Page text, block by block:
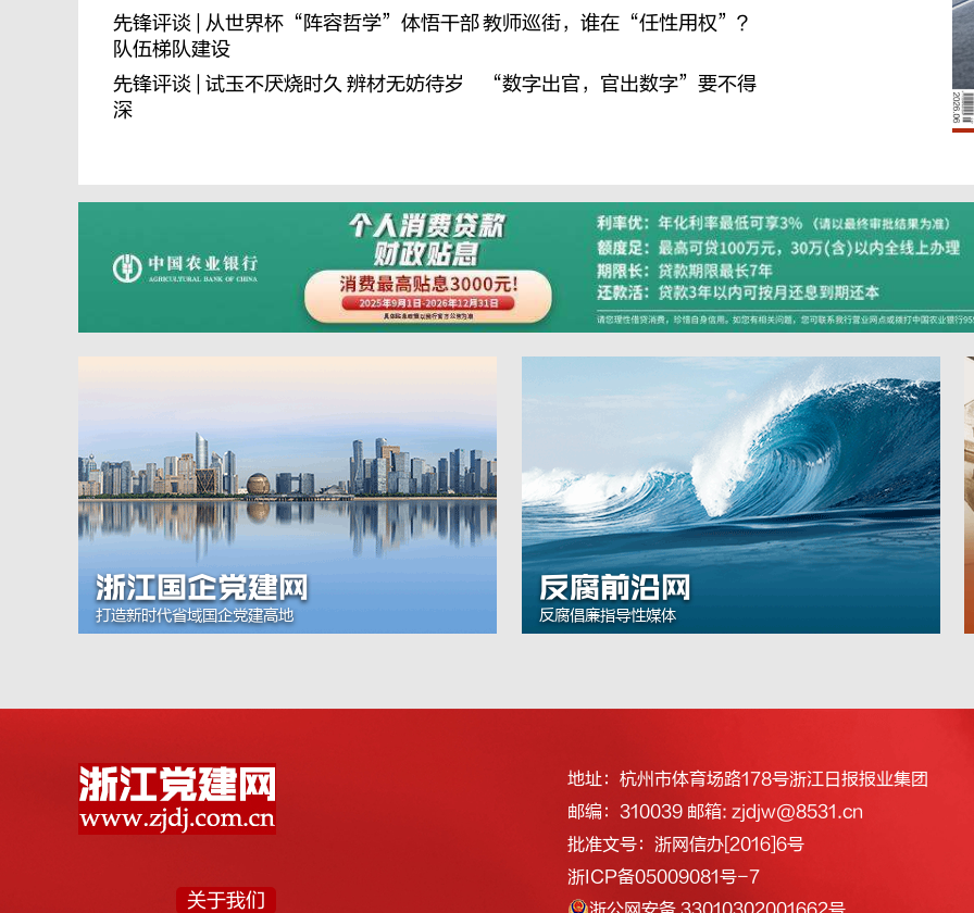
先锋评谈 | 从世界杯“阵容哲学”体悟干部
队伍梯队建设
先锋评谈 | 试玉不厌烧时久 辨材无妨待岁
深
教师巡街，谁在“任性用权”？
“数字出官，官出数字”要不得
浙江国企党建网
打造新时代省域国企党建高地
反腐前沿网
反腐倡廉指导性媒体
关于我们
地址：杭州市体育场路178号浙江日报报业集团
邮编：310039 邮箱: zjdjw@8531.cn
批准文号：浙网信办[2016]6号
浙ICP备05009081号-7